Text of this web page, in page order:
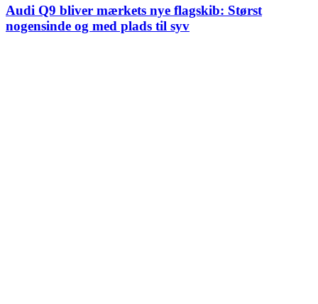
Audi Q9 bliver mærkets nye flagskib: Størst
nogensinde og med plads til syv